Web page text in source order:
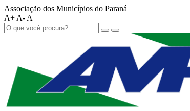
Associação dos Municípios do Paraná
A+ A- A